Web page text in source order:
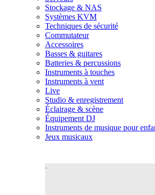
Stockage & NAS
Systèmes KVM
Techniques de sécurité
Commutateur
Accessoires
Basses & guitares
Batteries & percussions
Instruments à touches
Instruments à vent
Live
Studio & enregistrement
Éclairage & scène
Équipement DJ
Instruments de musique pour
Jeux musicaux